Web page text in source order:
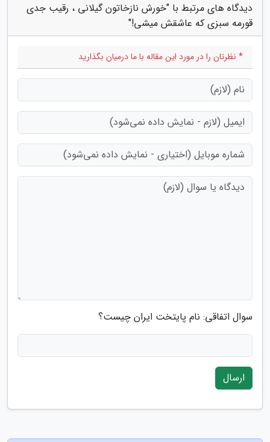
دیدگاه های مرتبط با "خورش نازخاتون گیلانی ، رقیب جدی
قورمه سبزی که عاشقش میشی!"
* نظرتان را در مورد این مقاله با ما درمیان بگذارید
سوال اتفاقی: نام پایتخت ایران چیست؟
ارسال